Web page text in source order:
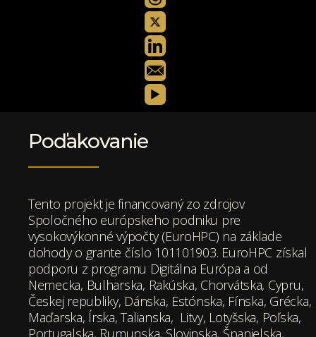
Poďakovanie
Tento projekt je financovaný zo zdrojov
Spoločného európskeho podniku pre
vysokovýkonné výpočty (EuroHPC) na základe
dohody o grante číslo 101101903. EuroHPC získal
podporu z programu Digitálna Európa a od
Nemecka, Bulharska, Rakúska, Chorvátska, Cypru,
Českej republiky, Dánska, Estónska, Fínska, Grécka,
Maďarska, Írska, Talianska, Litvy, Lotyšska, Poľska,
Portugalska, Rumunska, Slovinska, Španielska,